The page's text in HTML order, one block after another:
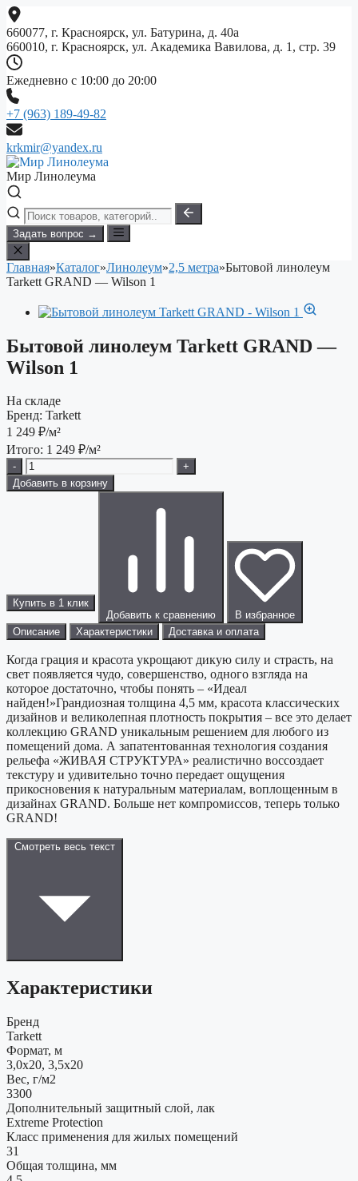
Перейти
к
содержимому
660077, г. Красноярск, ул. Батурина, д. 40а
660010, г. Красноярск, ул. Академика Вавилова, д. 1, стр. 39
Ежедневно с 10:00 до 20:00
+7 (963) 189-49-82
krkmir@yandex.ru
Мир Линолеума
Задать вопрос →
Главная»Каталог»Линолеум»2,5 метра»Бытовой линолеум
Tarkett GRAND — Wilson 1
Бытовой линолеум Tarkett GRAND —
Wilson 1
На складе
Бренд: Tarkett
1 249 ₽/м²
Итого: 1 249 ₽/м²
-
+
Добавить в корзину
Купить в 1 клик
Добавить к сравнению
В избранное
Описание
Характеристики Доставка и оплата
Когда грация и красота укрощают дикую силу и страсть, на
свет появляется чудо, совершенство, одного взгляда на
которое достаточно, чтобы понять – «Идеал
найден!»Грандиозная толщина 4,5 мм, красота классических
дизайнов и великолепная плотность покрытия – все это делает
коллекцию GRAND уникальным решением для любого из
помещений дома. А запатентованная технология создания
рельефа «ЖИВАЯ СТРУКТУРА» реалистично воссоздает
текстуру и удивительно точно передает ощущения
прикосновения к натуральным материалам, воплощенным в
дизайнах GRAND. Больше нет компромиссов, теперь только
GRAND!
Смотреть весь текст
Характеристики
Бренд
Tarkett
Формат, м
3,0x20, 3,5x20
Вес, г/м2
3300
Дополнительный защитный слой, лак
Extreme Protection
Класс применения для жилых помещений
31
Общая толщина, мм